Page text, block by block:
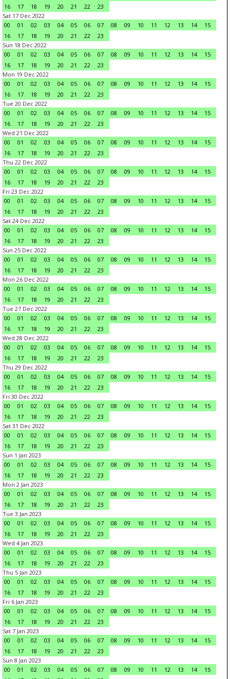
16
17 18 19 20 21 22
23
Sat 17 Dec 2022
00
01 02 03 04 05 06 07 08 09 10 11 12 13 14
15
16
17 18 19 20 21 22
23
Sun 18 Dec 2022
00
01 02 03 04 05 06 07 08 09 10 11 12 13 14
15
16
17 18 19 20 21 22
23
Mon 19 Dec 2022
00
01 02 03 04 05 06 07 08 09 10 11 12 13 14
15
16
17 18 19 20 21 22
23
Tue 20 Dec 2022
00
01 02 03 04 05 06 07 08 09 10 11 12 13 14
15
16
17 18 19 20 21 22
23
Wed 21 Dec 2022
00
01 02 03 04 05 06 07 08 09 10 11 12 13 14
15
16
17 18 19 20 21 22
23
Thu 22 Dec 2022
00
01 02 03 04 05 06 07 08 09 10 11 12 13 14
15
16
17 18 19 20 21 22
23
Fri 23 Dec 2022
00
01 02 03 04 05 06 07 08 09 10 11 12 13 14
15
16
17 18 19 20 21 22
23
Sat 24 Dec 2022
00
01 02 03 04 05 06 07 08 09 10 11 12 13 14
15
16
17 18 19 20 21 22
23
Sun 25 Dec 2022
00
01 02 03 04 05 06 07 08 09 10 11 12 13 14
15
16
17 18 19 20 21 22
23
Mon 26 Dec 2022
00
01 02 03 04 05 06 07 08 09 10 11 12 13 14
15
16
17 18 19 20 21 22
23
Tue 27 Dec 2022
00
01 02 03 04 05 06 07 08 09 10 11 12 13 14
15
16
17 18 19 20 21 22
23
Wed 28 Dec 2022
00
01 02 03 04 05 06 07 08 09 10 11 12 13 14
15
16
17 18 19 20 21 22
23
Thu 29 Dec 2022
00
01 02 03 04 05 06 07 08 09 10 11 12 13 14
15
16
17 18 19 20 21 22
23
Fri 30 Dec 2022
00
01 02 03 04 05 06 07 08 09 10 11 12 13 14
15
16
17 18 19 20 21 22
23
Sat 31 Dec 2022
00
01 02 03 04 05 06 07 08 09 10 11 12 13 14
15
16
17 18 19 20 21 22
23
Sun 1 Jan 2023
00
01 02 03 04 05 06 07 08 09 10 11 12 13 14
15
16
17 18 19 20 21 22
23
Mon 2 Jan 2023
00
01 02 03 04 05 06 07 08 09 10 11 12 13 14
15
16
17 18 19 20 21 22
23
Tue 3 Jan 2023
00
01 02 03 04 05 06 07 08 09 10 11 12 13 14
15
16
17 18 19 20 21 22
23
Wed 4 Jan 2023
00
01 02 03 04 05 06 07 08 09 10 11 12 13 14
15
16
17 18 19 20 21 22
23
Thu 5 Jan 2023
00
01 02 03 04 05 06 07 08 09 10 11 12 13 14
15
16
17 18 19 20 21 22
23
Fri 6 Jan 2023
00
01 02 03 04 05 06 07 08 09 10 11 12 13 14
15
16
17 18 19 20 21 22
23
Sat 7 Jan 2023
00
01 02 03 04 05 06 07 08 09 10 11 12 13 14
15
16
17 18 19 20 21 22
23
Sun 8 Jan 2023
00
01 02 03 04 05 06 07 08 09 10 11 12 13 14
15